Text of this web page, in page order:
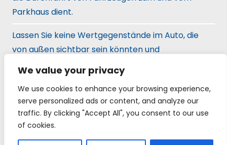
We value your privacy
We use cookies to enhance your browsing experience,
serve personalized ads or content, and analyze our
traffic. By clicking "Accept All", you consent to our use
of cookies.
Parkhaus dient.
Lassen Sie keine Wertgegenstände im Auto, die
von außen sichtbar sein könnten und
Wenn Sie Bedenken hinsichtlich der
Parkplatzsicherheit haben, informieren Sie das
Personal des Parkhauses umgehend darüber.
Befolgen Sie die Brandschutzregeln und rauchen